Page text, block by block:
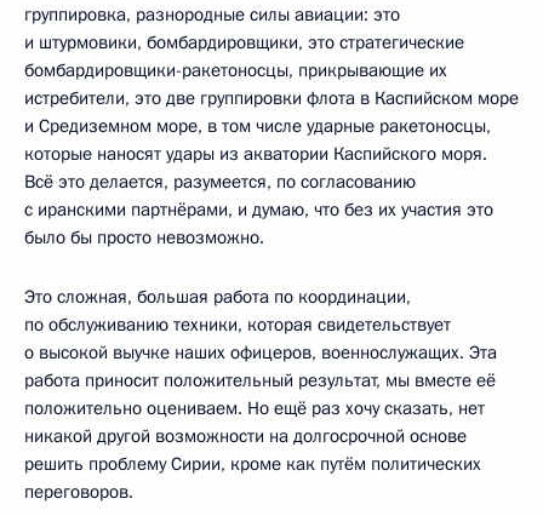
группировка, разнородные силы авиации: это
и штурмовики, бомбардировщики, это стратегические
бомбардировщики-ракетоносцы, прикрывающие их
истребители, это две группировки флота в Каспийском море
и Средиземном море, в том числе ударные ракетоносцы,
которые наносят удары из акватории Каспийского моря.
Всё это делается, разумеется, по согласованию
с иранскими партнёрами, и думаю, что без их участия это
было бы просто невозможно.
Это сложная, большая работа по координации,
по обслуживанию техники, которая свидетельствует
о высокой выучке наших офицеров, военнослужащих. Эта
работа приносит положительный результат, мы вместе её
положительно оцениваем. Но ещё раз хочу сказать, нет
никакой другой возможности на долгосрочной основе
решить проблему Сирии, кроме как путём политических
переговоров.